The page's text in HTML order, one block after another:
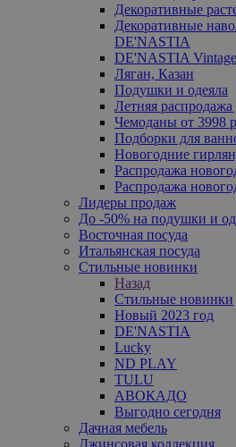
Декоративные
Декоративные
DE'NASTIA
DE'NASTIA Vintage
Ляган, Казан
Подушки и одеяла
Летняя распродажа
Чемоданы от 3998
Подборки для
Новогодние
Распродажа
Распродажа
Лидеры продаж
До -50% на подушки и
Восточная посуда
Итальянская посуда
Стильные новинки
Назад
Стильные новинки
Новый 2023 год
DE'NASTIA
Lucky
ND PLAY
TULU
АВОКАДО
Выгодно сегодня
Дачная мебель
Джинсовая коллекция